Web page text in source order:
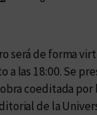
será de forma
a las 18:00. Se
coeditada por
de la